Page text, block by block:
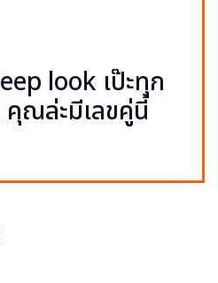
look เป๊ะทุก
ณล่ะมีเลขคู่นี้